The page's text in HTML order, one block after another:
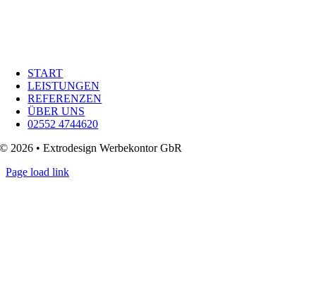
START
LEISTUNGEN
REFERENZEN
ÜBER UNS
02552 4744620
© 2026 • Extrodesign Werbekontor GbR
Page load link